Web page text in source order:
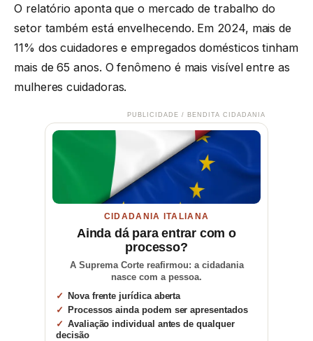
O relatório aponta que o mercado de trabalho do
setor também está envelhecendo. Em 2024, mais de
11% dos cuidadores e empregados domésticos tinham
mais de 65 anos. O fenômeno é mais visível entre as
mulheres cuidadoras.
PUBLICIDADE / BENDITA CIDADANIA
CIDADANIA ITALIANA
Ainda dá para entrar com o
processo?
A Suprema Corte reafirmou: a cidadania
nasce com a pessoa.
Nova frente jurídica aberta
Processos ainda podem ser apresentados
Avaliação individual antes de qualquer
decisão